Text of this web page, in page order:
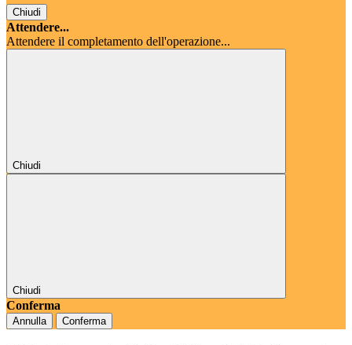
Chiudi
Attendere...
Attendere il completamento dell'operazione...
Chiudi
Chiudi
Conferma
Annulla Conferma